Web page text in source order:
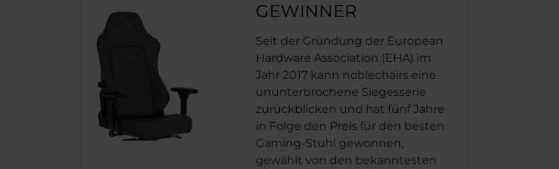
GEWINNER
Seit der Gründung der European
Hardware Association (EHA) im
Jahr 2017 kann noblechairs eine
ununterbrochene Siegesserie
zurückblicken und hat fünf Jahre
in Folge den Preis für den besten
Gaming-Stuhl gewonnen,
gewählt von den bekanntesten